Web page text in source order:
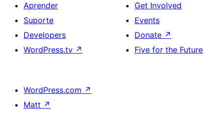
Aprender
Suporte
Developers
WordPress.tv ↗
Get Involved
Events
Donate ↗
Five for the Future
WordPress.com ↗
Matt ↗